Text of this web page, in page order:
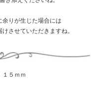
りが生じた場合には
させていただきますね。
５ｍｍ